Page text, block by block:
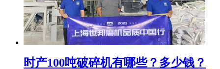
时产100吨破碎机有哪些？多少钱？